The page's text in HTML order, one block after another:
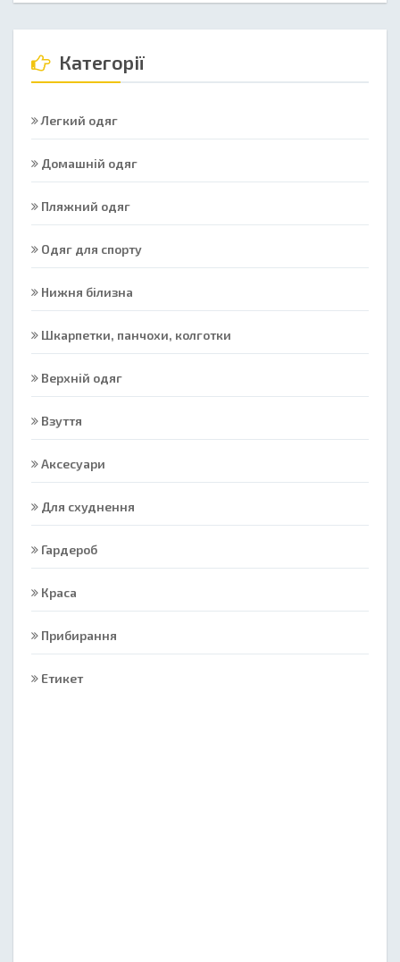
Категорії
Легкий одяг
Домашній одяг
Пляжний одяг
Одяг для спорту
Нижня білизна
Шкарпетки, панчохи, колготки
Верхній одяг
Взуття
Аксесуари
Для схуднення
Гардероб
Краса
Прибирання
Етикет